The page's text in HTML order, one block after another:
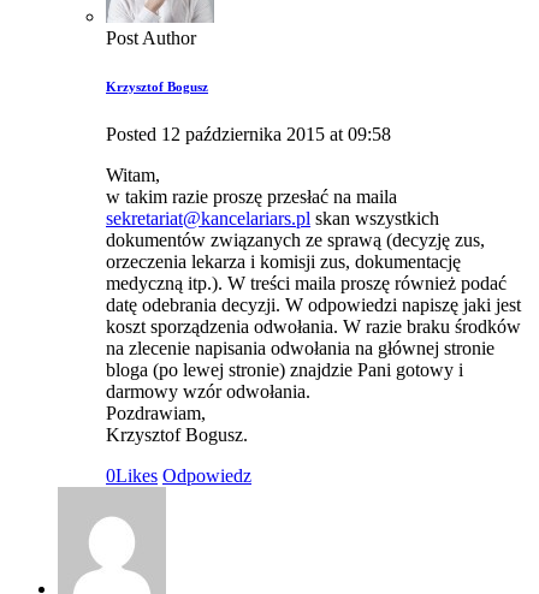
Post Author
Krzysztof Bogusz
Posted 12 października 2015 at 09:58
Witam,
w takim razie proszę przesłać na maila
sekretariat@kancelariars.pl skan wszystkich
dokumentów związanych ze sprawą (decyzję zus,
orzeczenia lekarza i komisji zus, dokumentację
medyczną itp.). W treści maila proszę również podać
datę odebrania decyzji. W odpowiedzi napiszę jaki jest
koszt sporządzenia odwołania. W razie braku środków
na zlecenie napisania odwołania na głównej stronie
bloga (po lewej stronie) znajdzie Pani gotowy i
darmowy wzór odwołania.
Pozdrawiam,
Krzysztof Bogusz.
0Likes Odpowiedz